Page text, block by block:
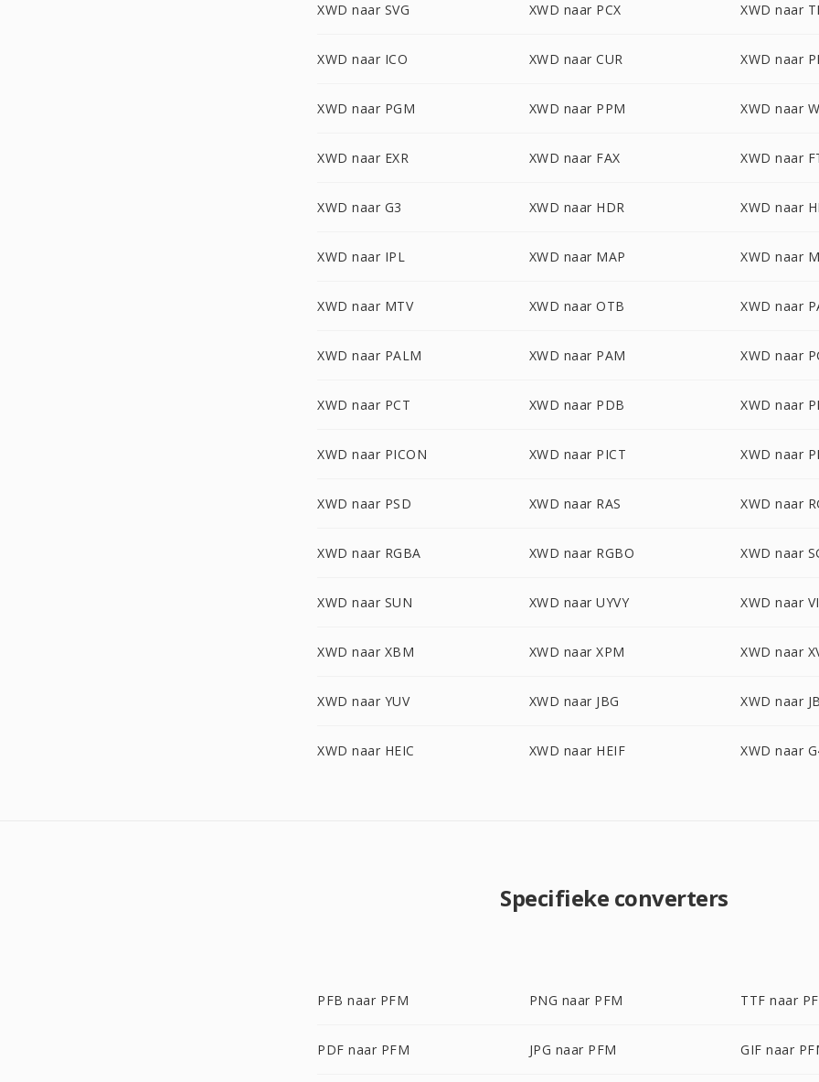
XWD naar SVG XWD naar PCX XWD naar
XWD naar ICO XWD naar CUR XWD naar
XWD naar PGM XWD naar PPM XWD naar
XWD naar EXR XWD naar FAX XWD naar
XWD naar G3 XWD naar HDR XWD naar
XWD naar IPL XWD naar MAP XWD naar
XWD naar MTV XWD naar OTB XWD naar
XWD naar PALM XWD naar PAM XWD naar
XWD naar PCT XWD naar PDB XWD naar
XWD naar PICON XWD naar PICT XWD naar
XWD naar PSD XWD naar RAS XWD naar
XWD naar RGBA XWD naar RGBO XWD naar
XWD naar SUN XWD naar UYVY XWD naar
XWD naar XBM XWD naar XPM XWD naar
XWD naar YUV XWD naar JBG XWD naar
XWD naar HEIC XWD naar HEIF XWD naar
Specifieke converters
PFB naar PFM PNG naar PFM TTF naar
PDF naar PFM JPG naar PFM GIF naar